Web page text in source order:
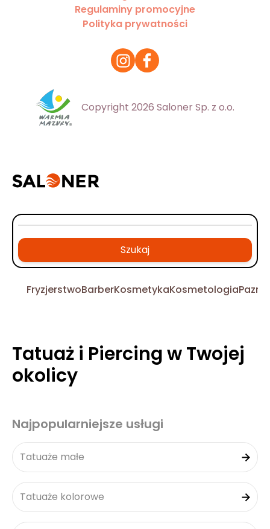
Regulaminy promocyjne
Polityka prywatności
Copyright 2026 Saloner Sp. z o.o.
Szukaj
FryzjerstwoBarberKosmetykaKosmetologia
Tatuaż i Piercing w Twojej
okolicy
Najpopularniejsze usługi
Tatuaże małe
Tatuaże kolorowe